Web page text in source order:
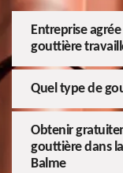
Entreprise
gouttière
Quel type de
Obtenir
gouttière dans
Balme